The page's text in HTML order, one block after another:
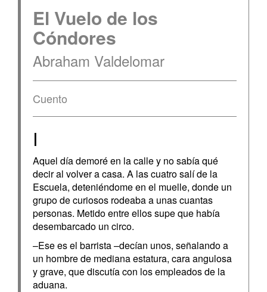
El Vuelo de los
Cóndores
Abraham Valdelomar
Cuento
I
Aquel día demoré en la calle y no sabía qué
decir al volver a casa. A las cuatro salí de la
Escuela, deteniéndome en el muelle, donde un
grupo de curiosos rodeaba a unas cuantas
personas. Metido entre ellos supe que había
desembarcado un circo.
–Ese es el barrista –decían unos, señalando a
un hombre de mediana estatura, cara angulosa
y grave, que discutía con los empleados de la
aduana.